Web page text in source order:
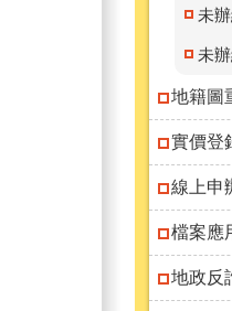
未
未
地籍圖
實價登
線上申
檔案應
地政反